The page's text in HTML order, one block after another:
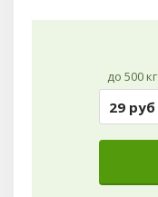
до 500 кг
29 руб